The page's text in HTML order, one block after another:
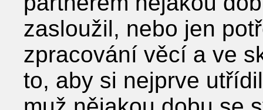
zasloužil, nebo jen
zpracování věcí a ve
to, aby si nejprve